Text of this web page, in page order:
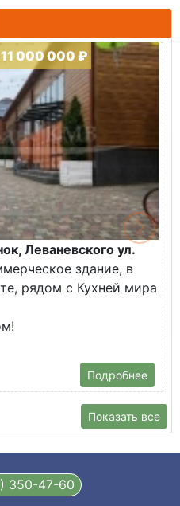
000 000 ₽
Леваневского ул.
здание, в
рядом с Кухней мира
Подробнее
Показать все
350-47-60